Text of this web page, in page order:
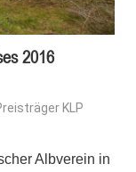
2016
KLP
Albverein in